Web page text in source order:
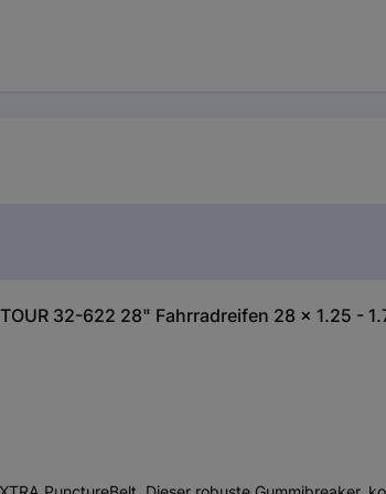
32-622 28" Fahrradreifen 28 x 1.25 -